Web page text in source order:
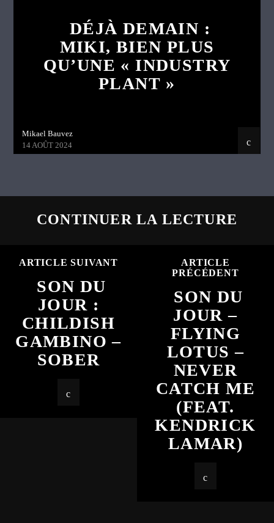
DÉJÀ DEMAIN :
MIKI, BIEN PLUS
QU’UNE « INDUSTRY
PLANT »
Mikael Bauvez
14 AOÛT 2024
CONTINUER LA LECTURE
ARTICLE SUIVANT
SON DU
JOUR :
CHILDISH
GAMBINO –
SOBER
ARTICLE
PRÉCÉDENT
SON DU
JOUR –
FLYING
LOTUS –
NEVER
CATCH ME
(FEAT.
KENDRICK
LAMAR)